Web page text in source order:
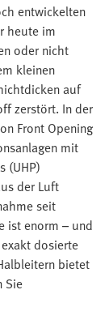
entwickelten
heute im
oder nicht
kleinen
auf
zerstört. In der
Front Opening
mit
(UHP)
der Luft
seit
ist enorm – und
dosierte
bietet
Sie